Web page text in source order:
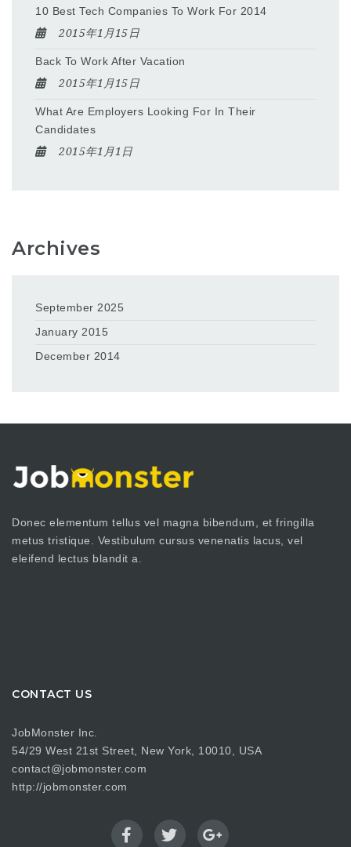
10 Best Tech Companies To Work For 2014
2015年1月15日
Back To Work After Vacation
2015年1月15日
What Are Employers Looking For In Their
Candidates
2015年1月1日
Archives
September 2025
January 2015
December 2014
Donec elementum tellus vel magna bibendum, et fringilla
metus tristique. Vestibulum cursus venenatis lacus, vel
eleifend lectus blandit a.
CONTACT US
JobMonster Inc.
54/29 West 21st Street, New York, 10010, USA
contact@jobmonster.com
http://jobmonster.com